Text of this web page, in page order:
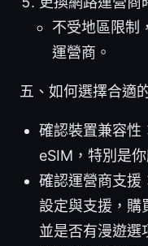
不受地區限制
運營商。
五、如何選擇合適
確認裝置兼容性
eSIM，特別是
確認運營商支援
設定與支援，購
並是否有漫遊選